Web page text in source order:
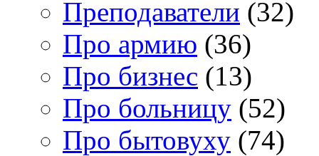
Преподаватели (32)
Про армию (36)
Про бизнес (13)
Про больницу (52)
Про бытовуху (74)